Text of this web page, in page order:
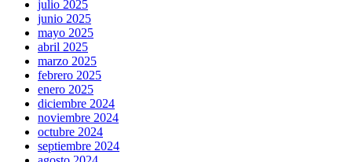
julio 2025
junio 2025
mayo 2025
abril 2025
marzo 2025
febrero 2025
enero 2025
diciembre 2024
noviembre 2024
octubre 2024
septiembre 2024